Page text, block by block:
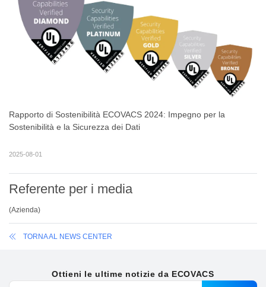
Rapporto di Sostenibilità ECOVACS 2024: Impegno per la
Sostenibilità e la Sicurezza dei Dati
2025-08-01
Referente per i media
(Azienda)
TORNA AL NEWS CENTER
Ottieni le ultime notizie da ECOVACS